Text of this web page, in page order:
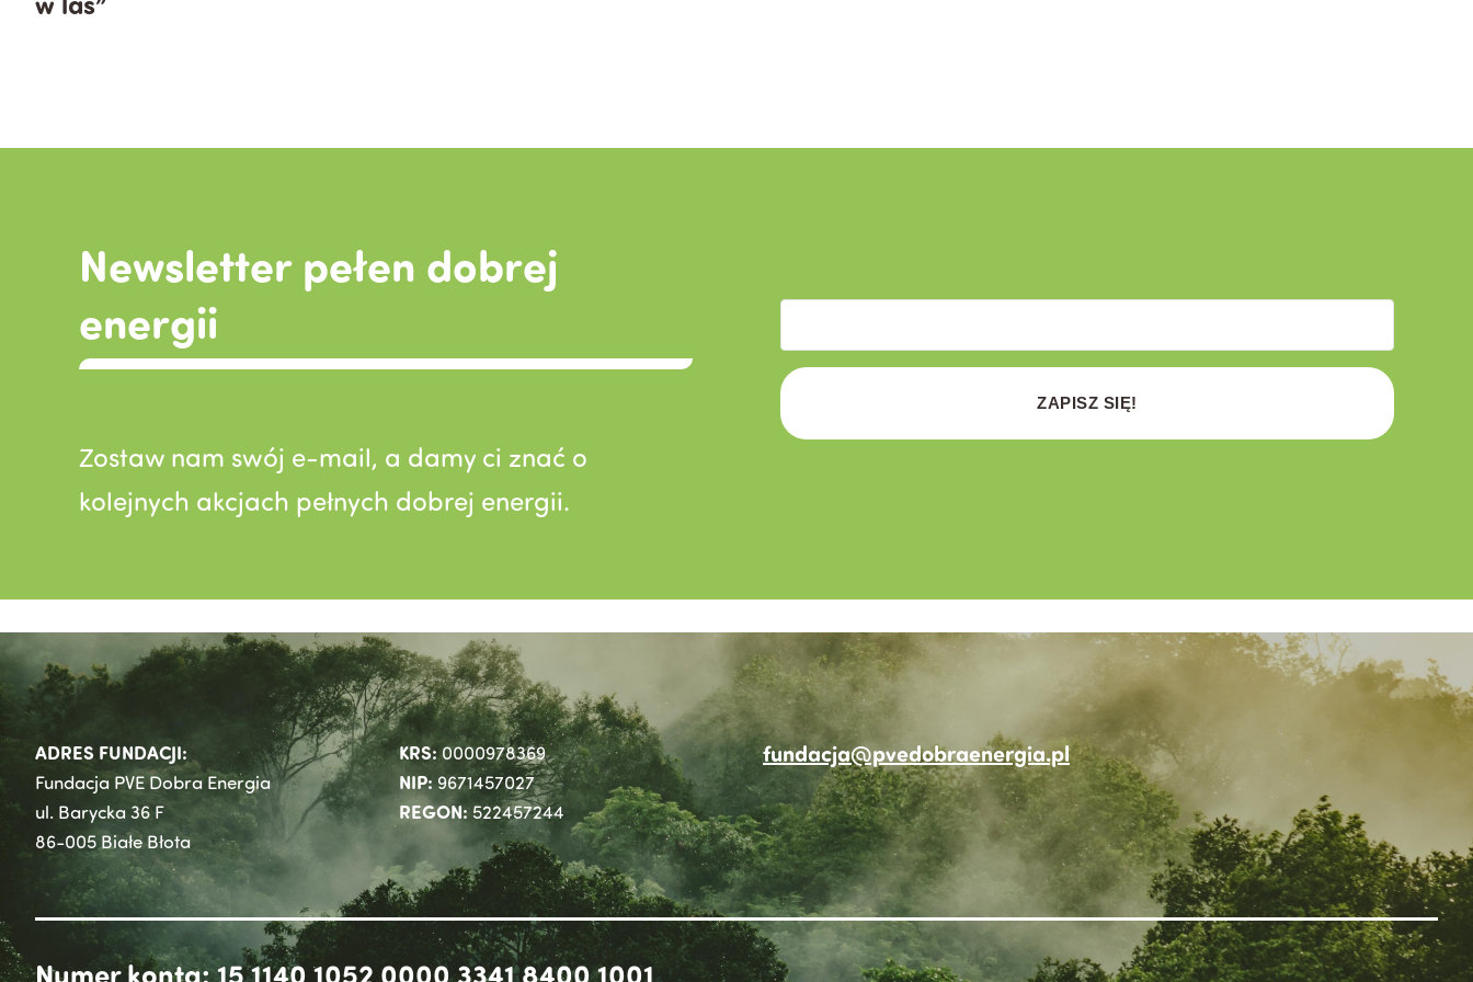
Newsletter pełen dobrej
energii
Zostaw nam swój e-mail, a damy ci znać o
kolejnych akcjach pełnych dobrej energii.
ZAPISZ SIĘ!
ADRES FUNDACJI:
Fundacja PVE Dobra Energia
ul. Barycka 36 F
86-005 Białe Błota
KRS:0000978369
NIP: 9671457027
REGON:522457244
fundacja@pvedobraenergia.pl
Numer konta: 15 1140 1052 0000 3341 8400 1001